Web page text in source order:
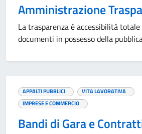
Amministrazione
La trasparenza è accessibilità
documenti in possesso della
APPALTI PUBBLICI
VITA LAVORATIVA
IMPRESE E COMMERCIO
Bandi di Gara e